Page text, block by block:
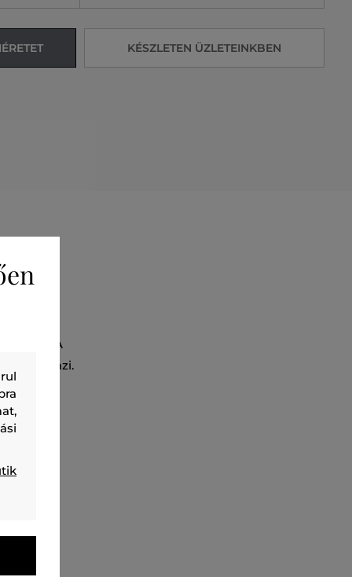
KÉSZLETEN ÜZLETEINKBEN
a
A
jellemzi.
és rövid